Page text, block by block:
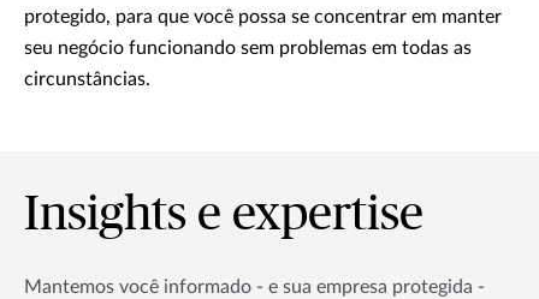
protegido, para que você possa se concentrar em manter
seu negócio funcionando sem problemas em todas as
circunstâncias.
Insights e expertise
Mantemos você informado - e sua empresa protegida -